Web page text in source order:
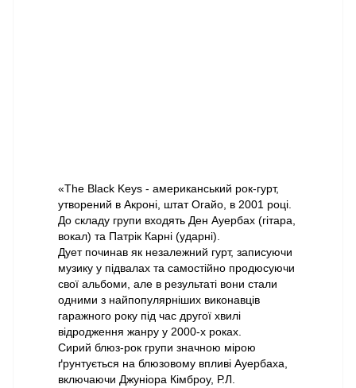
«The Black Keys - американський рок-гурт,
утворений в Акроні, штат Огайо, в 2001 році.
До складу групи входять Ден Ауербах (гітара,
вокал) та Патрік Карні (ударні).
Дует починав як незалежний гурт, записуючи
музику у підвалах та самостійно продюсуючи
свої альбоми, але в результаті вони стали
одними з найпопулярніших виконавців
гаражного року під час другої хвилі
відродження жанру у 2000-х роках.
Сирий блюз-рок групи значною мірою
ґрунтується на блюзовому впливі Ауербаха,
включаючи Джуніора Кімброу, Р.Л.